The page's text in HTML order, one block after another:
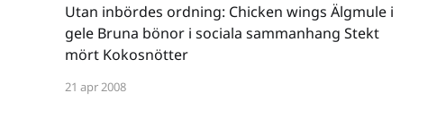
Utan inbördes ordning: Chicken wings Älgmule i
gele Bruna bönor i sociala sammanhang Stekt
mört Kokosnötter
21 apr 2008